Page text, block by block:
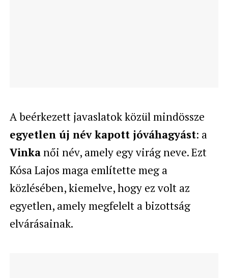
A beérkezett javaslatok közül mindössze
egyetlen új név kapott jóváhagyást: a
Vinkanői név, amely egy virág neve. Ezt
Kósa Lajos maga említette meg a
közlésében, kiemelve, hogy ez volt az
egyetlen, amely megfelelt a bizottság
elvárásainak.